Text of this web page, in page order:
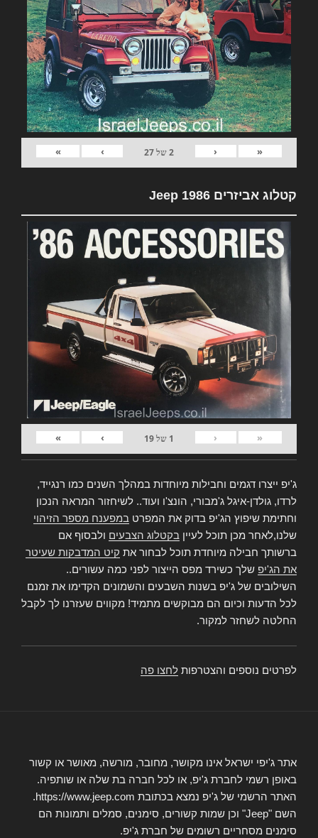
«
‹
2של27
›
»
קטלוג אביזרים Jeep 1986
«
‹
1 של19
›
»
ג'יפ ייצרו דגמים וחבילות מיוחדות במהלך השנים כמו רנגייד,
לרדו, גולדן-איגל ג'מבורי, הונצ'ו ועוד.. לשיחזור המראה הנכון
וחתימת שיפוץ הג'יפ בדוק את המפרט במפענח מספר הזיהוי
שלנו,לאחר מכן תוכל לעיין בקטלוג הצבעים ולבסוף אם
ברשותך חבילה מיוחדת תוכל לבחור את קיט המדבקות שעיטר
את הג'יפ שלך כשירד מפס הייצור לפני כמה עשורים..
השילובים של ג'יפ בשנות השבעים והשמונים הקדימו את זמנם
לכל הדעות וכיום הם מבוקשים מתמיד! מקווים שעזרנו לך לקבל
החלטה לשחזר למקור.
לפרטים נוספים והצטרפות לחצו פה
אתר ג'יפי ישראל אינו מקושר, מחובר, מורשה, מאושר או קשור
באופן רשמי לחברת ג'יפ, או לכל חברה בת שלה או שותפיה.
האתר הרשמי של ג'יפ נמצא בכתובת https://www.jeep.com.
השם "Jeep" וכן שמות קשורים, סימנים, סמלים ותמונות הם
סימנים מסחריים רשומים של חברת ג'יפ.